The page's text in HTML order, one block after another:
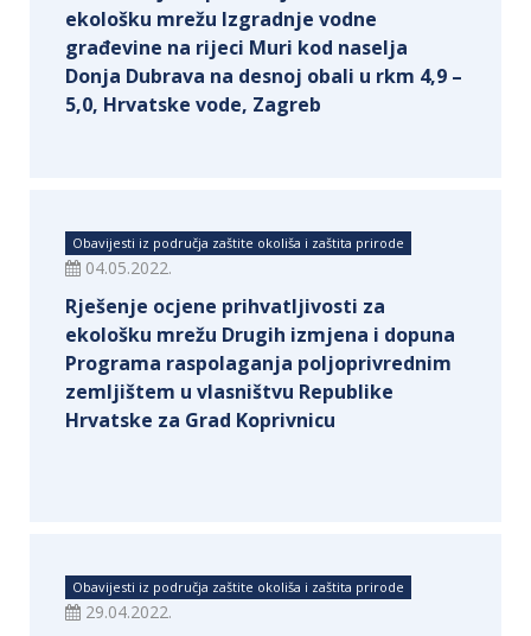
ekološku mrežu Izgradnje vodne
građevine na rijeci Muri kod naselja
Donja Dubrava na desnoj obali u rkm 4,9 –
5,0, Hrvatske vode, Zagreb
Obavijesti iz područja zaštite okoliša i zaštita prirode
04.05.2022.
Rješenje ocjene prihvatljivosti za
ekološku mrežu Drugih izmjena i dopuna
Programa raspolaganja poljoprivrednim
zemljištem u vlasništvu Republike
Hrvatske za Grad Koprivnicu
Obavijesti iz područja zaštite okoliša i zaštita prirode
29.04.2022.